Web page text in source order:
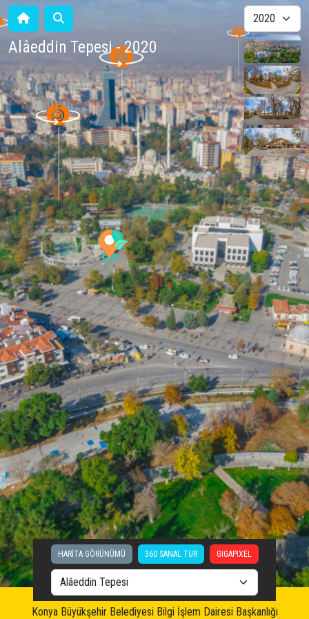
Alâeddin Tepesi - 2020
HARİTA GÖRÜNÜMÜ 360 SANAL TUR GIGAPIXEL
Konya Büyükşehir Belediyesi Bilgi İşlem Dairesi Başkanlığı